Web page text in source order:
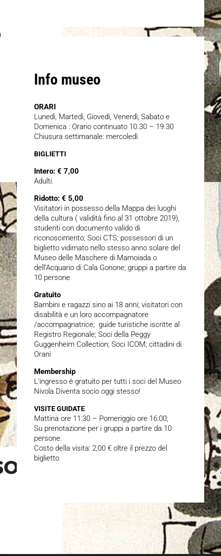
Info museo
ORARI
Lunedì, Martedì, Giovedì, Venerdì, Sabato e
Domenica : Orario continuato 10.30 – 19.30
Chiusura settimanale: mercoledì
BIGLIETTI
Intero: € 7,00
Adulti.
Ridotto: € 5,00
Visitatori in possesso della Mappa dei luoghi
della cultura ( validità fino al 31 ottobre 2019),
studenti con documento valido di
riconoscimento; Soci CTS; possessori di un
biglietto vidimato nello stesso anno solare del
Museo delle Maschere di Mamoiada o
dell’Acquario di Cala Gonone; gruppi a partire da
10 persone
Gratuito
Bambini e ragazzi sino ai 18 anni; visitatori con
disabilità e un loro accompagnatore
/accompagnatrice; guide turistiche iscritte al
Registro Regionale; Soci della Peggy
Guggenheim Collection; Soci ICOM; cittadini di
Orani
Membership
L’ingresso è gratuito per tutti i soci del Museo
Nivola.Diventa socio oggi stesso!
VISITE GUIDATE
Mattina ore 11:30 – Pomeriggio ore 16:00;
Su prenotazione per i gruppi a partire da 10
persone.
Costo della visita: 2,00 € oltre il prezzo del
biglietto